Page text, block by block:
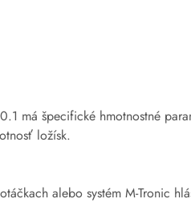
má špecifické hmotnostné
ložísk.
alebo systém M-Tronic